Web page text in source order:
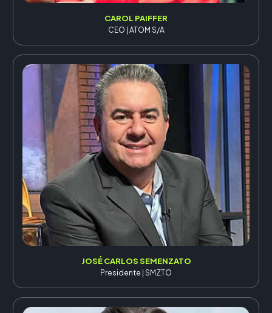
CAROL PAIFFER
CEO | ATOM S/A
JOSÉ CARLOS SEMENZATO
Presidente | SMZTO